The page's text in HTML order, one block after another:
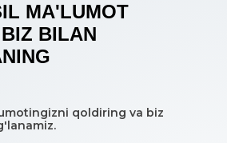
MA'LUMOT
BILAN
qoldiring va biz